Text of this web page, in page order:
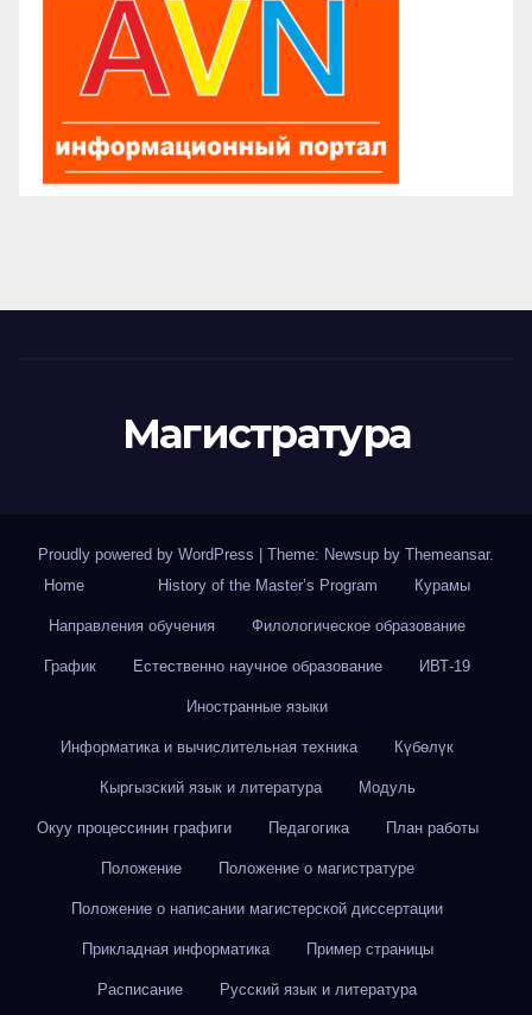
Магистратура
Proudly powered by WordPress Theme: Newsup by Themeansar.
Home
History of the Master’s Program Курамы
Направления обучения Филологическое образование
График Естественно научное образование ИВТ-19
Иностранные языки
Информатика и вычислительная техника Күбөлүк
Кыргызский язык и литература Модуль
Окуу процессинин графиги Педагогика План работы
Положение Положение о магистратуре
Положение о написании магистерской диссертации
Прикладная информатика Пример страницы
Расписание Русский язык и литература